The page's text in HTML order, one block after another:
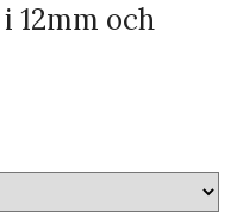
12mm och